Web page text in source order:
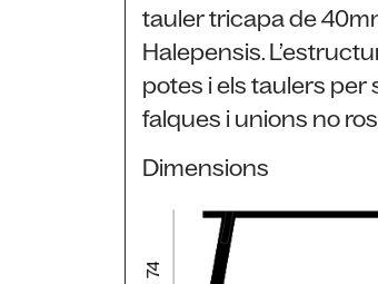
tauler tricapa de
Halepensis.
potes i els taulers
falques i unions no
Dimensions